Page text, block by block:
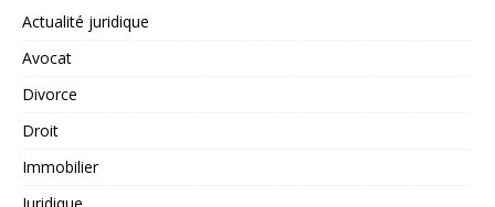
Actualité juridique
Avocat
Divorce
Droit
Immobilier